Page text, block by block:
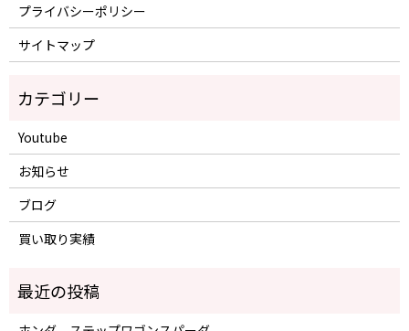
プライバシーポリシー
サイトマップ
Youtube
お知らせ
ブログ
買い取り実績